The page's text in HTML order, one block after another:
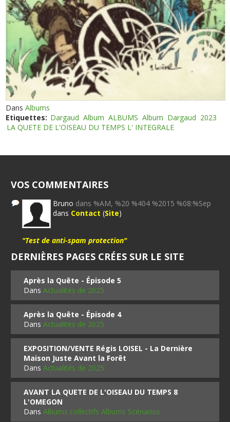
DansAlbums
Etiquettes: Dargaud Album ALBUMS Album Dargaud 2023
LA QUETE DE L'OISEAU DU TEMPS L' INTEGRALE
VOS COMMENTAIRES
Bruno dans %AM, %20 %404 %2015 %08:%Sep
dans Contact (Site)
"Test de anti-spam protection"
DERNIÈRES PAGES CRÉES SUR LE SITE
Après la Quête - Épisode 5
DansActualités de 2025
Après la Quête - Épisode 4
DansActualités de 2025
EXPOSITION/VENTE Régis LOISEL - La Dernière
Maison Juste Avant la Forêt
DansActualités de 2025
AVANT LA QUETE DE L'OISEAU DU TEMPS 8
L'OMEGON
DansAlbums collectifs Albums Scénarios